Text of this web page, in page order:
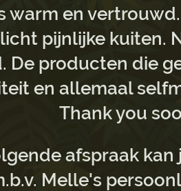
warm en
pijnlijke kuiten.
De producten die
en allemaal
Thank you
afspraak
Melle's